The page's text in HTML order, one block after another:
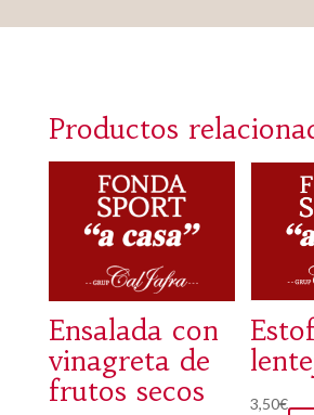
Productos
Ensalada con
vinagreta de
frutos secos
3,50€